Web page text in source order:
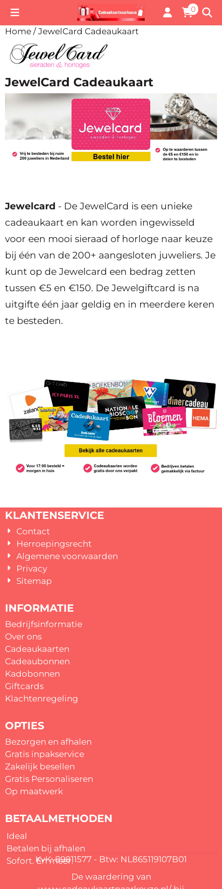
Cookievoorkeuren zijn momenteel gesloten.
0
Home / JewelCard Cadeaukaart
JewelCard Cadeaukaart
Jewelcard - De JewelCard is een unieke
cadeaukaart en kan worden ingewisseld
voor een mooi sieraad of horloge naar keuze
bij één van de 200+ aangesloten juweliers. Je
kunt op de Jewelcard een bedrag zetten
tussen €5 en €150. De Jewelgiftcard is na
uitgifte één jaar geldig en in meerdere keren
te besteden.
KLANTENSERVICE
Contact
Herroepingsrecht
Algemene voorwaarden
Privacy
Sitemap
INFORMATIE
Bedrijfsinformatie
Over ons
Cadeaukaarten
Cadeaubonnen
Kadobonnen
Giftcards
Klachtenregeling
OPTIES
Bezorgen en afhalen
Gratis inpakservice
Zakelijk besellen
Gratis Personaliseren
Op maatwerk
BETAALMETHODEN
Ideal
Betalen bij afhalen
Sofort. En meer.
KvK: 89811577 - Btw: NL865119107B01
De waardering van